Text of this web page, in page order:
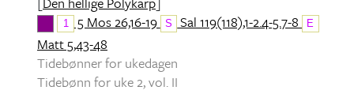
1 5 Mos 26,16-19 S Sal 119(118),1-2.4-5.7-8 E
Matt 5,43-48
Tidebønner for ukedagen
Tidebønn for uke 2, vol. II